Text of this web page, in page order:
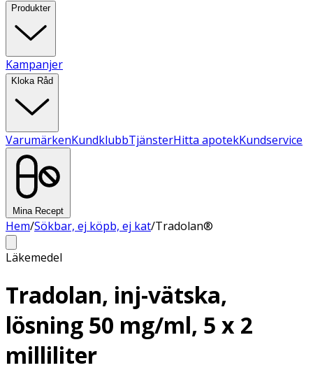
Produkter
Kampanjer
Kloka Råd
VarumärkenKundklubbTjänsterHitta apotekKundservice
Mina Recept
Hem/Sökbar, ej köpb, ej kat/Tradolan®
Läkemedel
Tradolan, inj-vätska,
lösning 50 mg/ml, 5 x 2
milliliter